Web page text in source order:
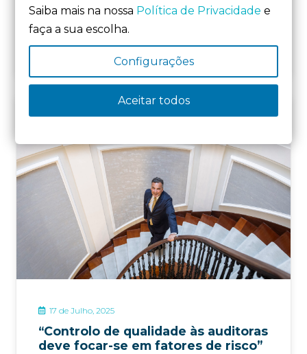
separação de poderes na supervisão da
CMVM,…
17 de Julho, 2025
“Controlo de qualidade às auditoras
deve focar-se em fatores de risco”
Saiba mais na nossa Política de Privacidade e
faça a sua escolha.
Configurações
Aceitar todos